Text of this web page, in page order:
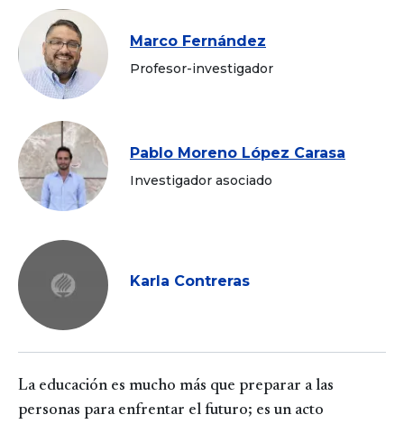
Marco Fernández
Profesor-investigador
Pablo Moreno López Carasa
Investigador asociado
Karla Contreras
La educación es mucho más que preparar a las
personas para enfrentar el futuro; es un acto